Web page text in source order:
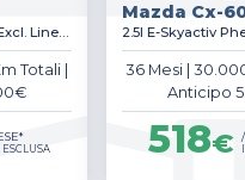
3.3l E-Skyactiv Mhev Excl. Line Awd Auto
Totali|
ESCLUSA
Mazda Cx-
36 Mesi |
Anticipo
518€